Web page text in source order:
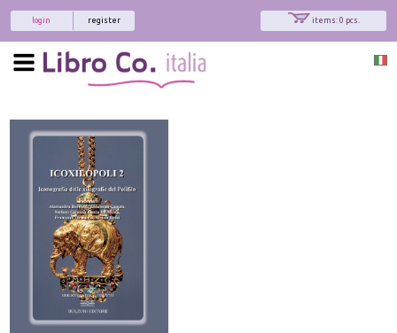
items: 0 pcs.
register
login